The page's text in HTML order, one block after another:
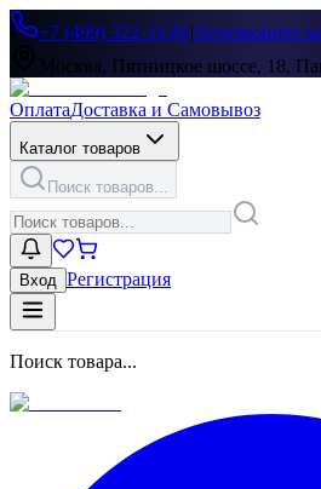
+7 (499) 322-33-86|Перезвоните
Москва, Пятницкое шоссе, 18,
ОплатаДоставка и Самовывоз
Каталог товаров
Поиск товаров...
Вход Регистрация
Поиск товара...